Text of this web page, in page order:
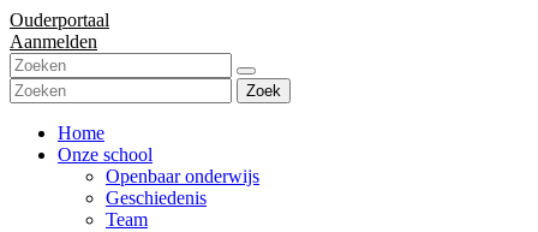
Ouderportaal
Aanmelden
Zoek
Home
Onze school
Openbaar onderwijs
Geschiedenis
Team